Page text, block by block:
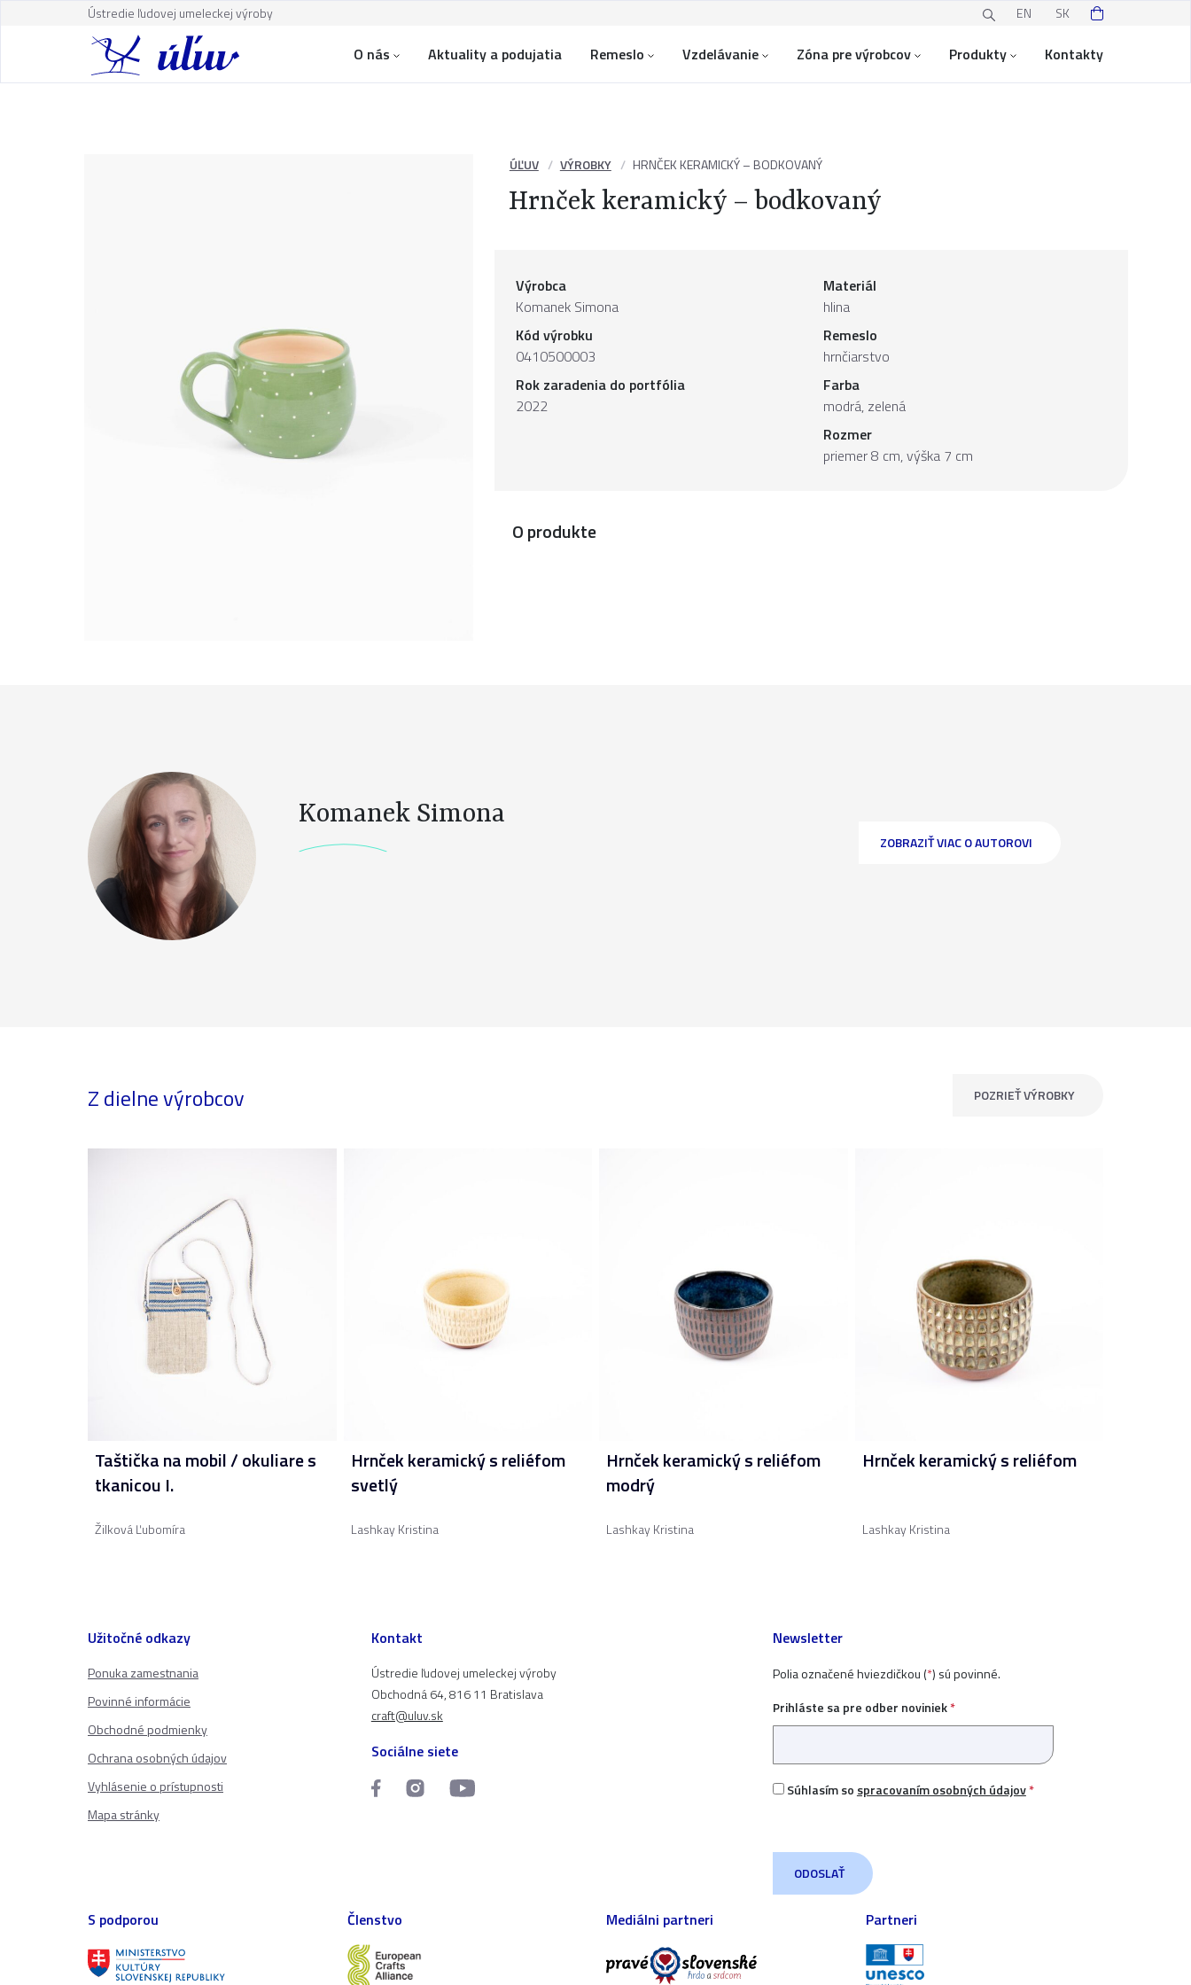
Ústredie ľudovej umeleckej výroby EN SK
O nás Aktuality a podujatia Remeslo Vzdelávanie Zóna pre výrobcov Produkty Kontakty
ÚĽUV VÝROBKY HRNČEK KERAMICKÝ – BODKOVANÝ
Hrnček keramický – bodkovaný
Výrobca
Komanek Simona
Kód výrobku
0410500003
Rok zaradenia do portfólia
2022
Materiál
hlina
Remeslo
hrnčiarstvo
Farba
modrá, zelená
Rozmer
priemer 8 cm, výška 7 cm
O produkte
Komanek Simona
ZOBRAZIŤ VIAC O AUTOROVI
Z dielne výrobcov POZRIEŤ VÝROBKY
Taštička na mobil / okuliare s
tkanicou I.
Žilková Ľubomíra
Hrnček keramický s reliéfom
svetlý
Lashkay Kristina
Hrnček keramický s reliéfom
modrý
Lashkay Kristina
Hrnček keramický s reliéfom
Lashkay Kristina
Užitočné odkazy
Ponuka zamestnania
Povinné informácie
Obchodné podmienky
Ochrana osobných údajov
Vyhlásenie o prístupnosti
Mapa stránky
Kontakt
Ústredie ľudovej umeleckej výroby
Obchodná 64, 816 11 Bratislava
craft@uluv.sk
Sociálne siete
Newsletter
Polia označené hviezdičkou (*) sú povinné.
Prihláste sa pre odber noviniek*
Súhlasím so spracovaním osobných údajov*
S podporou Členstvo Mediálni partneri Partneri